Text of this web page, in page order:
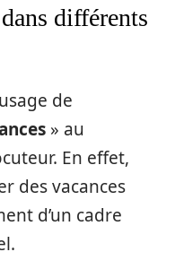
différents
de
» au
En effet,
des vacances
d’un cadre